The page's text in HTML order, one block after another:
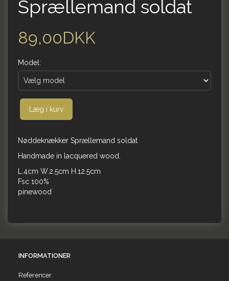
Sprællemand soldat
89,00DKK
Model:
Læg i kurv
Nøddeknækker Sprællemand soldat
Handmade in lacquered wood.
L.4cm W.2.5cm H.12.5cm
Fsc 100%
pinewood
INFORMATIONER
Referencer